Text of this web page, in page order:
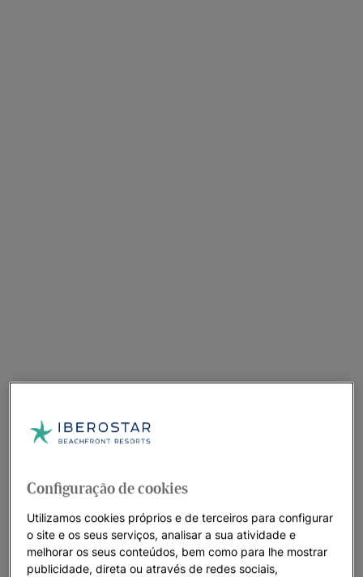
Configuração de cookies
Utilizamos cookies próprios e de terceiros para configurar
o site e os seus serviços, analisar a sua atividade e
melhorar os seus conteúdos, bem como para lhe mostrar
publicidade, direta ou através de redes sociais,